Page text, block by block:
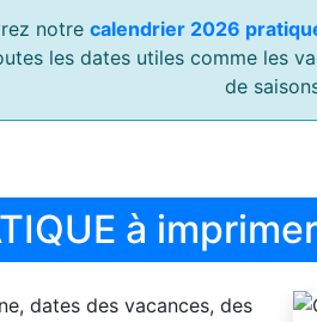
notre calendrier 2026
les dates utiles comme les
de
à
dates des vacances, des